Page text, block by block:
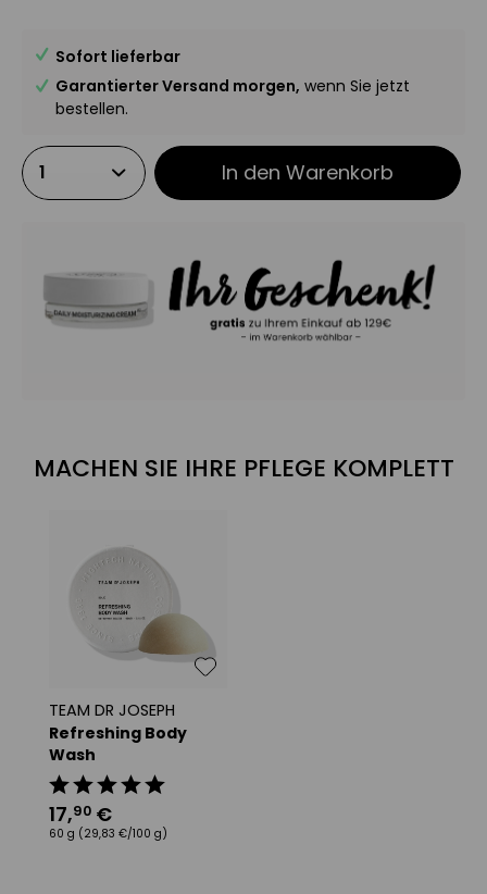
Sofort lieferbar
Garantierter Versand morgen, wenn Sie jetzt
bestellen.
In den Warenkorb
MACHEN SIE IHRE PFLEGE KOMPLETT
TEAM DR JOSEPH
Refreshing Body
Wash
17,90 €
60 g (29,83 €/100 g)